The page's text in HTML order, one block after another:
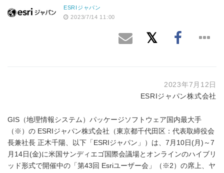
ESRIジャパン
2023/7/14 11:00
2023年7月12日
ESRIジャパン株式会社
GIS（地理情報システム）パッケージソフトウェア国内最大手
（※）の ESRIジャパン株式会社（東京都千代田区：代表取締役会
長兼社長 正木千陽、以下「ESRIジャパン」）は、7月10日(月)～7
月14日(金)に米国サンディエゴ国際会議場とオンラインのハイブリ
ッド形式で開催中の「第43回 Esriユーザー会」（※2）の席上、ヤ